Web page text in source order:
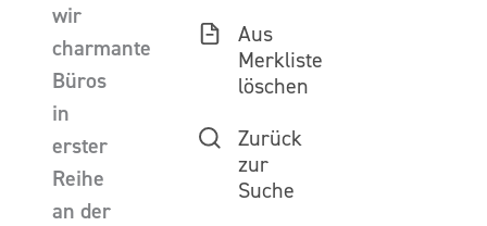
wir
charmante
Büros
in
erster
Reihe
an der
Aus
Merkliste
löschen
Zurück
zur
Suche